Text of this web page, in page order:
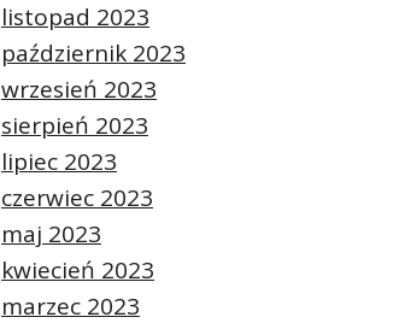
listopad 2023
październik 2023
wrzesień 2023
sierpień 2023
lipiec 2023
czerwiec 2023
maj 2023
kwiecień 2023
marzec 2023